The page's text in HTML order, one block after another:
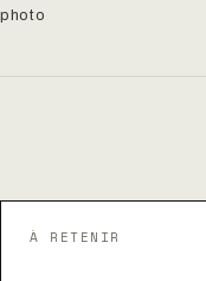
photo
À RETENIR